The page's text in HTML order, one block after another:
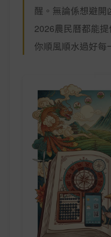
醒。無論係想避開
2026農民曆都能
你順風順水過好每